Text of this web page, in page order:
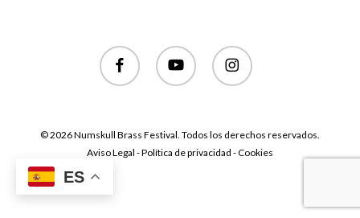
facebook youtube instagram
© 2026 Numskull Brass Festival. Todos los derechos reservados.
Aviso Legal - Política de privacidad - Cookies
ES